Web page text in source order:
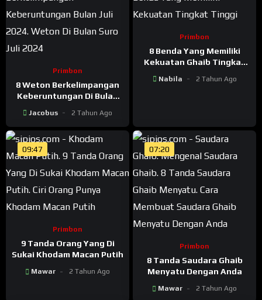
Primbon
8 Weton Berkelimpangan
Keberuntungan Di Bulan
Jacobus 2 Tahun Ago
Primbon
8 Benda Yang Memiliki
Kekuatan Ghaib Tingkat
Nabila 2 Tahun Ago
09:47
Primbon
9 Tanda Orang Yang Di
Sukai Khodam Macan Putih
Mawar 2 Tahun Ago
07:20
Primbon
8 Tanda Saudara Ghaib
Menyatu Dengan Anda
Mawar 2 Tahun Ago